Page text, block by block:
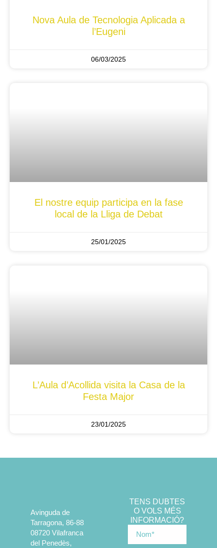
Nova Aula de Tecnologia Aplicada a
l’Eugeni
06/03/2025
El nostre equip participa en la fase
local de la Lliga de Debat
25/01/2025
L’Aula d’Acollida visita la Casa de la
Festa Major
23/01/2025
Avinguda de
Tarragona, 86-88
08720 Vilafranca
del Penedès,
TENS DUBTES
O VOLS MÉS
INFORMACIÓ?